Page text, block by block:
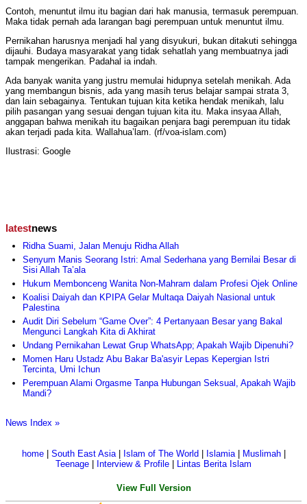
Contoh, menuntut ilmu itu bagian dari hak manusia, termasuk perempuan.
Maka tidak pernah ada larangan bagi perempuan untuk menuntut ilmu.
Pernikahan harusnya menjadi hal yang disyukuri, bukan ditakuti sehingga
dijauhi. Budaya masyarakat yang tidak sehatlah yang membuatnya jadi
tampak mengerikan. Padahal ia indah.
Ada banyak wanita yang justru memulai hidupnya setelah menikah. Ada
yang membangun bisnis, ada yang masih terus belajar sampai strata 3,
dan lain sebagainya. Tentukan tujuan kita ketika hendak menikah, lalu
pilih pasangan yang sesuai dengan tujuan kita itu. Maka insyaa Allah,
anggapan bahwa menikah itu bagaikan penjara bagi perempuan itu tidak
akan terjadi pada kita. Wallahua’lam. (rf/voa-islam.com)
Ilustrasi: Google
latestnews
Ridha Suami, Jalan Menuju Ridha Allah
Senyum Manis Seorang Istri: Amal Sederhana yang Bernilai Besar di
Sisi Allah Ta’ala
Hukum Membonceng Wanita Non-Mahram dalam Profesi Ojek Online
Koalisi Daiyah dan KPIPA Gelar Multaqa Daiyah Nasional untuk
Palestina
Audit Diri Sebelum “Game Over”: 4 Pertanyaan Besar yang Bakal
Mengunci Langkah Kita di Akhirat
Undang Pernikahan Lewat Grup WhatsApp; Apakah Wajib Dipenuhi?
Momen Haru Ustadz Abu Bakar Ba'asyir Lepas Kepergian Istri
Tercinta, Umi Ichun
Perempuan Alami Orgasme Tanpa Hubungan Seksual, Apakah Wajib
Mandi?
News Index »
home| South East Asia| Islam of The World Islamia| Muslimah|
Teenage
Interview & Profile Lintas Berita Islam
View Full Version